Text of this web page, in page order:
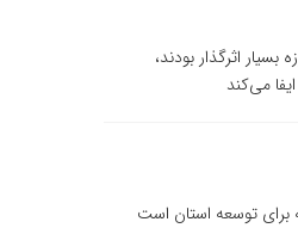
با بیان اینکه فرهنگ و هویت اسلامی و سرمایه‌های معنوی مردم در جنگ ۱۲ روزه بسیار اثرگذار بودند،
می‌کند
توسعه استان است